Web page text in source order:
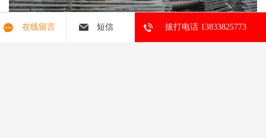
在线留言 短信 拔打电话 13833825773